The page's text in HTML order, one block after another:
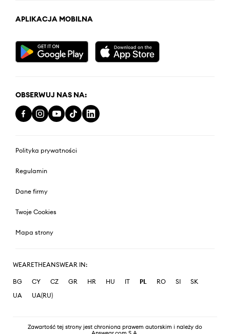
APLIKACJA MOBILNA
OBSERWUJ NAS NA:
Polityka prywatności
Regulamin
Dane firmy
Twoje Cookies
Mapa strony
WEARETHEANSWEAR IN:
BG CY CZ GR HR HU IT PL RO SI
SK
UA
UA(RU)
Zawartość tej strony jest chroniona prawem autorskim i należy do